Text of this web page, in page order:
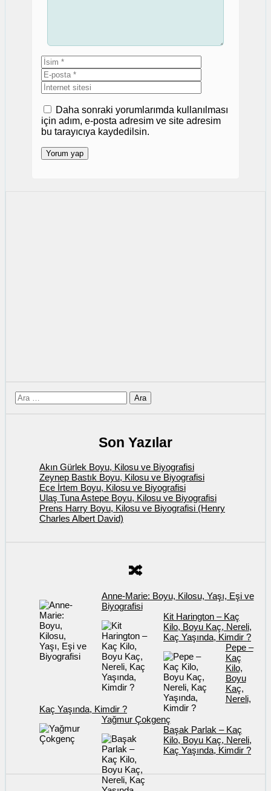
İsim
posta
sitesi
Daha sonraki yorumlarımda kullanılması
için adım, e-posta adresim ve site adresim
bu tarayıcıya kaydedilsin.
için
ara
Son Yazılar
Akın Gürlek Boyu, Kilosu ve Biyografisi
Zeynep Bastık Boyu, Kilosu ve Biyografisi
Ece İrtem Boyu, Kilosu ve Biyografisi
Ulaş Tuna Astepe Boyu, Kilosu ve Biyografisi
Prens Harry Boyu, Kilosu ve Biyografisi (Henry
Charles Albert David)
🔀
Anne-Marie: Boyu, Kilosu, Yaşı, Eşi ve
Biyografisi
Kit Harington – Kaç
Kilo, Boyu Kaç, Nereli,
Kaç Yaşında, Kimdir ?
Pepe –
Kaç
Kilo,
Boyu
Kaç,
Nereli,
Kaç Yaşında, Kimdir ?
Yağmur Çokgenç
Başak Parlak – Kaç
Kilo, Boyu Kaç, Nereli,
Kaç Yaşında, Kimdir ?